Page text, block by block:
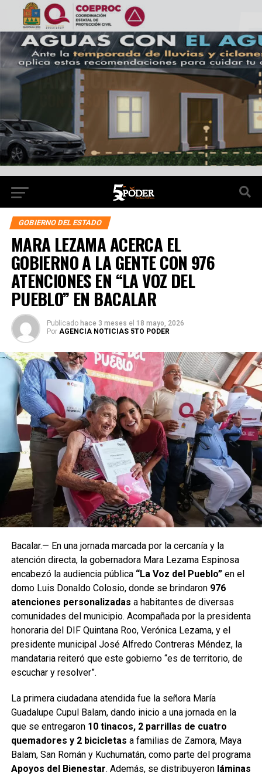
GOBIERNO DEL ESTADO
MARA LEZAMA ACERCA EL
GOBIERNO A LA GENTE CON 976
ATENCIONES EN “LA VOZ DEL
PUEBLO” EN BACALAR
Publicado hace 3 meses el 18 mayo, 2026
Por AGENCIA NOTICIAS 5TO PODER
Bacalar.— En una jornada marcada por la cercanía y la
atención directa, la gobernadora Mara Lezama Espinosa
encabezó la audiencia pública “La Voz del Pueblo”en el
domo Luis Donaldo Colosio, donde se brindaron 976
atenciones personalizadas a habitantes de diversas
comunidades del municipio. Acompañada por la presidenta
honoraria del DIF Quintana Roo, Verónica Lezama, y el
presidente municipal José Alfredo Contreras Méndez, la
mandataria reiteró que este gobierno “es de territorio, de
escuchar y resolver”.
La primera ciudadana atendida fue la señora María
Guadalupe Cupul Balam, dando inicio a una jornada en la
que se entregaron 10 tinacos, 2 parrillas de cuatro
quemadores y 2 bicicletas a familias de Zamora, Maya
Balam, San Román y Kuchumatán, como parte del programa
Apoyos del Bienestar. Además, se distribuyeron láminas